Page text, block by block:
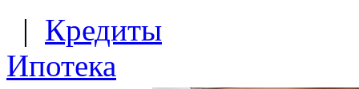
| Кредиты
Ипотека